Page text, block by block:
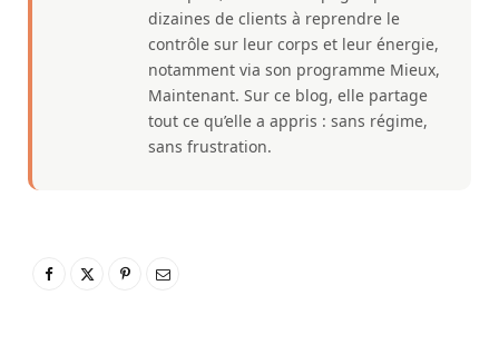
dizaines de clients à reprendre le
contrôle sur leur corps et leur énergie,
notamment via son programme Mieux,
Maintenant. Sur ce blog, elle partage
tout ce qu’elle a appris : sans régime,
sans frustration.